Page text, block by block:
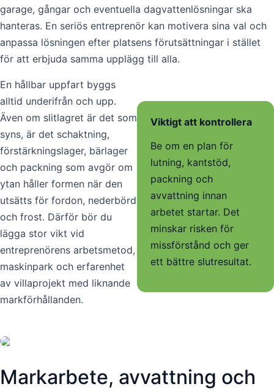
garage, gångar och eventuella dagvattenlösningar ska
hanteras. En seriös entreprenör kan motivera sina val och
anpassa lösningen efter platsens förutsättningar i stället
för att erbjuda samma upplägg till alla.
En hållbar uppfart byggs
alltid underifrån och upp.
Även om slitlagret är det som
syns, är det schaktning,
förstärkningslager, bärlager
och packning som avgör om
ytan håller formen när den
utsätts för fordon, nederbörd
och frost. Därför bör du
lägga stor vikt vid
entreprenörens arbetsmetod,
maskinpark och erfarenhet
av villaprojekt med liknande
markförhållanden.
Viktigt att kontrollera
Be om en plan för
lutning, kantstöd,
packning och
avvattning innan
arbetet startar. Det
minskar risken för
missförstånd och ger
ett bättre slutresultat.
Markarbete, avvattning och